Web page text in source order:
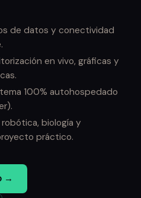
de datos y conectividad
en vivo, gráficas y
100% autohospedado
biología y
práctico.
→